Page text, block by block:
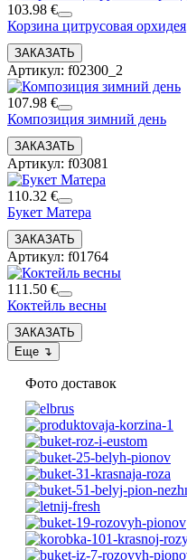
103.98 €
Корзина цитрусовая орхидея
Артикул: f02300_2
107.98 €
Композиция зимний день
Артикул: f03081
110.32 €
Букет Матера
Артикул: f01764
111.50 €
Коктейль весны
Фото доставок